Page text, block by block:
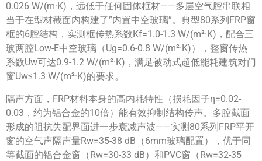
0.026 W/(m·K)，远低于任何固体框材——多层空气腔串联相
当于在型材截面内构建了”内置中空玻璃”。典型80系列FRP窗
框的6腔结构，实测框传热系数Kf=1.0-1.3 W/(m²·K)，配合三
玻两腔Low-E中空玻璃（Ug=0.6-0.8 W/(m²·K)），整窗传热
系数Uw可达0.9-1.2 W/(m²·K)，满足被动式超低能耗建筑对门
窗Uw≤1.3 W/(m²·K)的要求。
隔声方面，FRP材料本身的高内耗特性（损耗因子η=0.02-
0.03，约为铝合金的10倍）能有效抑制结构传声。多腔截面
形成的阻抗失配界面进一步衰减声波——实测80系列FRP平开
窗的空气声隔声量Rw=35-38 dB（6mm玻璃配置），优于同
等截面的铝合金窗（Rw=30-33 dB）和PVC窗（Rw=32-35